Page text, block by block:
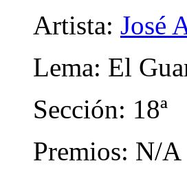
Artista: José
Lema: El
Sección: 18ª
Premios: N/A